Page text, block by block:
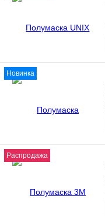
Новинка
Распродажа